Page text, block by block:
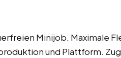
Minijob. Maximale
und Plattform.